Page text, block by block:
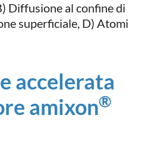
Diffusione al confine di
superficiale, D) Atomi
accelerata
amixon®